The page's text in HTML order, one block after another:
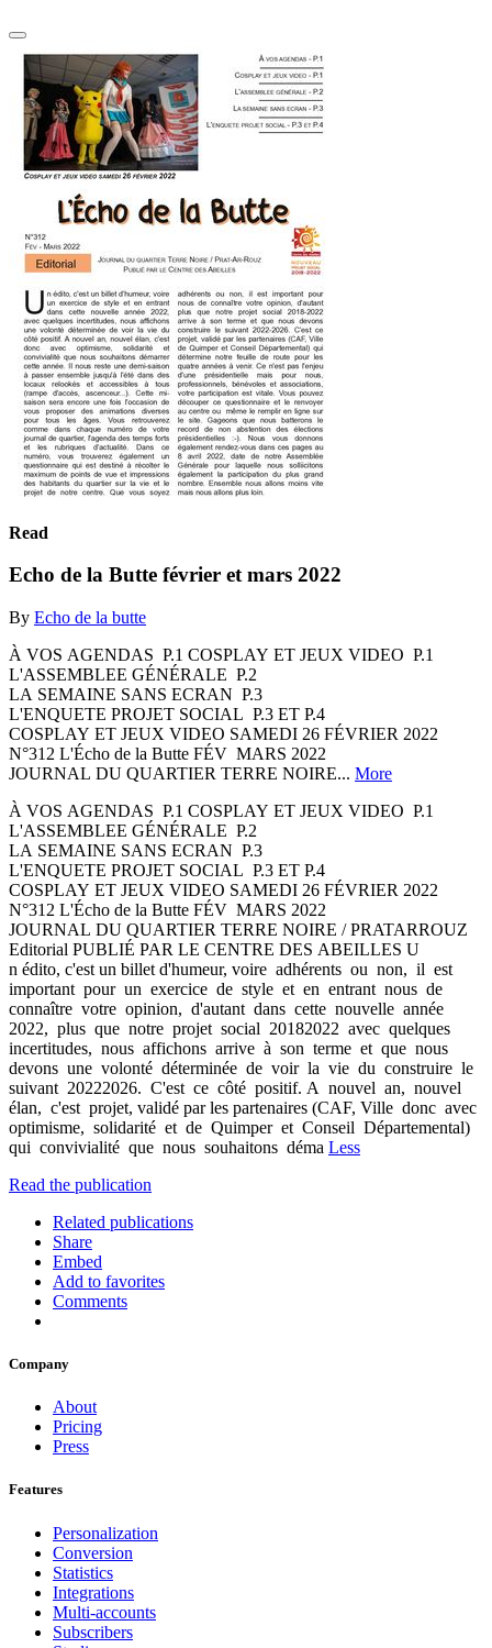
Read
Echo de la Butte février et mars 2022
By Echo de la butte
À VOS AGENDAS ­ P.1 COSPLAY ET JEUX VIDEO ­ P.1
L'ASSEMBLEE GÉNÉRALE ­ P.2
LA SEMAINE SANS ECRAN ­ P.3
L'ENQUETE PROJET SOCIAL ­ P.3 ET P.4
COSPLAY ET JEUX VIDEO SAMEDI 26 FÉVRIER 2022
N°312 L'Écho de la Butte FÉV ­ MARS 2022
JOURNAL DU QUARTIER TERRE NOIRE... More
À VOS AGENDAS ­ P.1 COSPLAY ET JEUX VIDEO ­ P.1
L'ASSEMBLEE GÉNÉRALE ­ P.2
LA SEMAINE SANS ECRAN ­ P.3
L'ENQUETE PROJET SOCIAL ­ P.3 ET P.4
COSPLAY ET JEUX VIDEO SAMEDI 26 FÉVRIER 2022
N°312 L'Écho de la Butte FÉV ­ MARS 2022
JOURNAL DU QUARTIER TERRE NOIRE / PRAT­AR­ROUZ
Editorial PUBLIÉ PAR LE CENTRE DES ABEILLES U
n édito, c'est un billet d'humeur, voire adhérents ou non, il est
important pour un exercice de style et en entrant nous de
connaître votre opinion, d'autant dans cette nouvelle année
2022, plus que notre projet social 2018­2022 avec quelques
incertitudes, nous affichons arrive à son terme et que nous
devons une volonté déterminée de voir la vie du construire le
suivant 2022­2026. C'est ce côté positif. A nouvel an, nouvel
élan, c'est projet, validé par les partenaires (CAF, Ville donc avec
optimisme, solidarité et de Quimper et Conseil Départemental)
qui convivialité que nous souhaitons déma Less
Read the publication
Related publications
Share
Embed
Add to favorites
Comments
Company
About
Pricing
Press
Features
Personalization
Conversion
Statistics
Integrations
Multi-accounts
Subscribers